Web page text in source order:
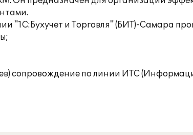
"1С:Бухучет и Торговля" (БИТ)-Самара
сопровождение по линии ИТС